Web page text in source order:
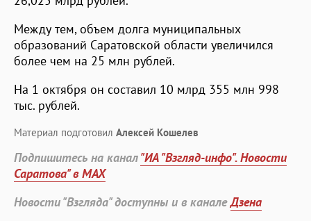
Между тем, объем долга муниципальных
образований Саратовской области увеличился
более чем на 25 млн рублей.
На 1 октября он составил 10 млрд 355 млн 998
тыс. рублей.
Материал подготовил Алексей Кошелев
Подпишитесь на канал"ИА "Взгляд-инфо". Новости
Саратова" в MAX
Новости "Взгляда" доступны и в каналеДзена